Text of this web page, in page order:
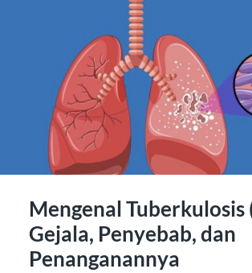
Mengenal Tuberkulosis
Gejala, Penyebab, dan
Penanganannya